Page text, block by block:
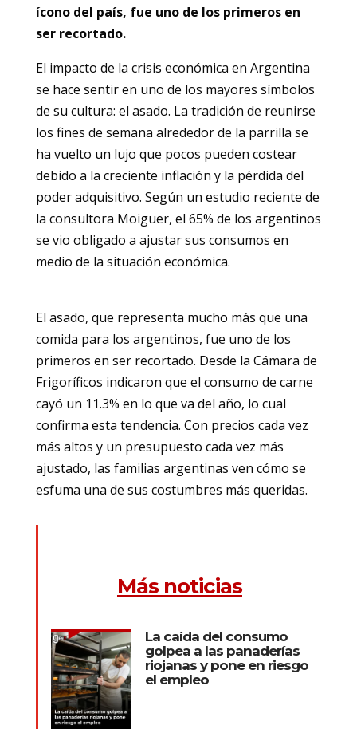
ícono del país, fue uno de los primeros en
ser recortado.
El impacto de la crisis económica en Argentina
se hace sentir en uno de los mayores símbolos
de su cultura: el asado. La tradición de reunirse
los fines de semana alrededor de la parrilla se
ha vuelto un lujo que pocos pueden costear
debido a la creciente inflación y la pérdida del
poder adquisitivo. Según un estudio reciente de
la consultora Moiguer, el 65% de los argentinos
se vio obligado a ajustar sus consumos en
medio de la situación económica.
El asado, que representa mucho más que una
comida para los argentinos, fue uno de los
primeros en ser recortado. Desde la Cámara de
Frigoríficos indicaron que el consumo de carne
cayó un 11.3% en lo que va del año, lo cual
confirma esta tendencia. Con precios cada vez
más altos y un presupuesto cada vez más
ajustado, las familias argentinas ven cómo se
esfuma una de sus costumbres más queridas.
Más noticias
La caída del consumo
golpea a las panaderías
riojanas y pone en riesgo
el empleo